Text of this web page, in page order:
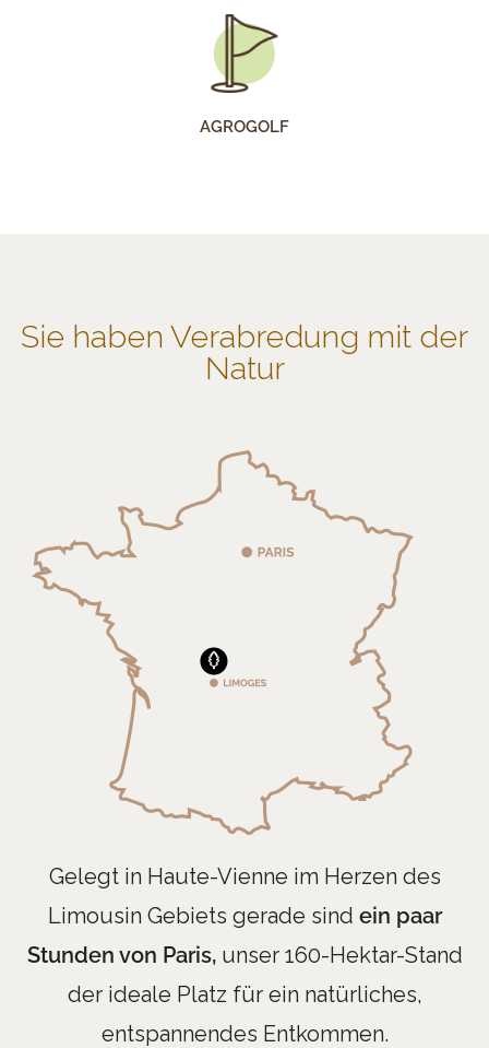
AGROGOLF
Sie haben Verabredung mit der
Natur
Gelegt in Haute-Vienne im Herzen des
Limousin Gebiets gerade sind ein paar
Stunden von Paris,unser 160-Hektar-Stand
der ideale Platz für ein natürliches,
entspannendes Entkommen.